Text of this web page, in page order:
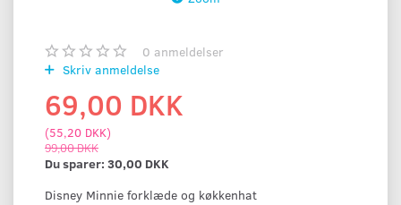
0 anmeldelser
Skriv anmeldelse
69,00 DKK
(55,20 DKK)
99,00 DKK
Du sparer: 30,00 DKK
Disney Minnie forklæde og køkkenhat